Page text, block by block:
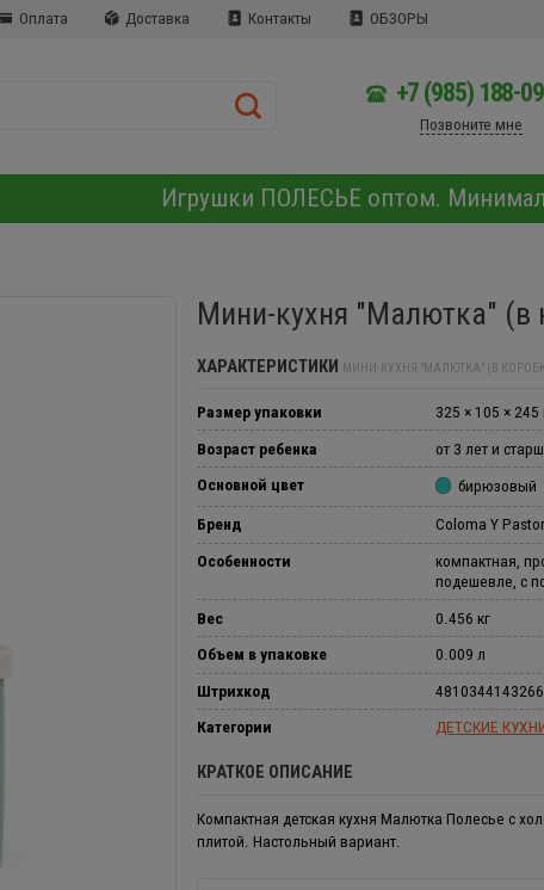
Оплата Доставка Контакты ОБЗОРЫ
+7 (985) 188-
Позвоните мне
Игрушки ПОЛЕСЬЕ оптом.
Мини-кухня "Малютка" (в
ХАРАКТЕРИСТИКИ МИНИ-КУХНЯ "МАЛЮТКА" (В
Размер упаковки
325 × 105 ×
Возраст ребенка
от 3 лет и
Основной цвет
бирюзовый
Бренд
Coloma Y Pastor
Особенности
компактная,
подешевле, с
Вес
0.456 кг
Объем в упаковке
0.009 л
Штрихкод
4810344143266
Категории
ДЕТСКИЕ
КРАТКОЕ ОПИСАНИЕ
Компактная детская кухня Малютка Полесье с
плитой. Настольный вариант.